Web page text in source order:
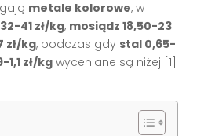
metale kolorowe, w
41 zł/kg, mosiądz 18,50-23
zł/kg, podczas gdy stal 0,65-
zł/kg wyceniane są niżej [1]